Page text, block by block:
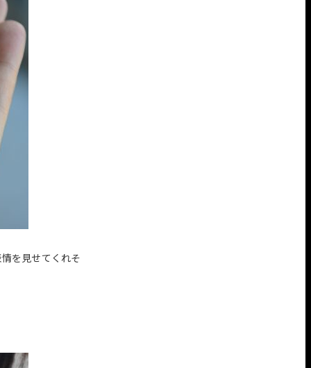
を見せてくれそ